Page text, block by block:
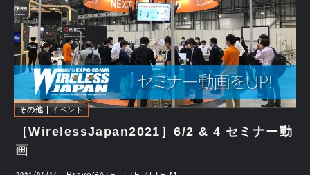
その他 イベント
［WirelessJapan2021］6/2 & 4 セミナー動
画